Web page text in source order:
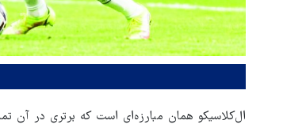
ال‌کلاسیکو همان مبارزه‌ای است که برتری در آن